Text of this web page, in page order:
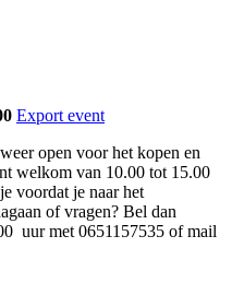
Export event
open voor het kopen en
welkom van 10.00 tot 15.00
voordat je naar het
of vragen? Bel dan
uur met 0651157535 of mail